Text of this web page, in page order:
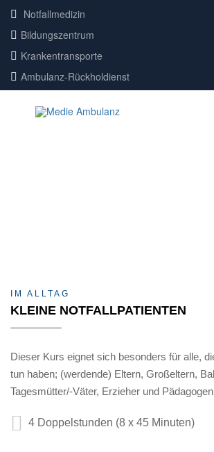
Notfallmedizin
Bildungszentrum
Krankentransporte
Ambulanz-Rückholdienst
IM ALLTAG
KLEINE NOTFALLPATIENTEN
Dieser Kurs eignet sich besonders für alle,
tun haben; (werdende) Eltern, Großeltern,
Tagesmütter/-Väter, Erzieher und
4 Doppelstunden (8 x 45 Minuten)